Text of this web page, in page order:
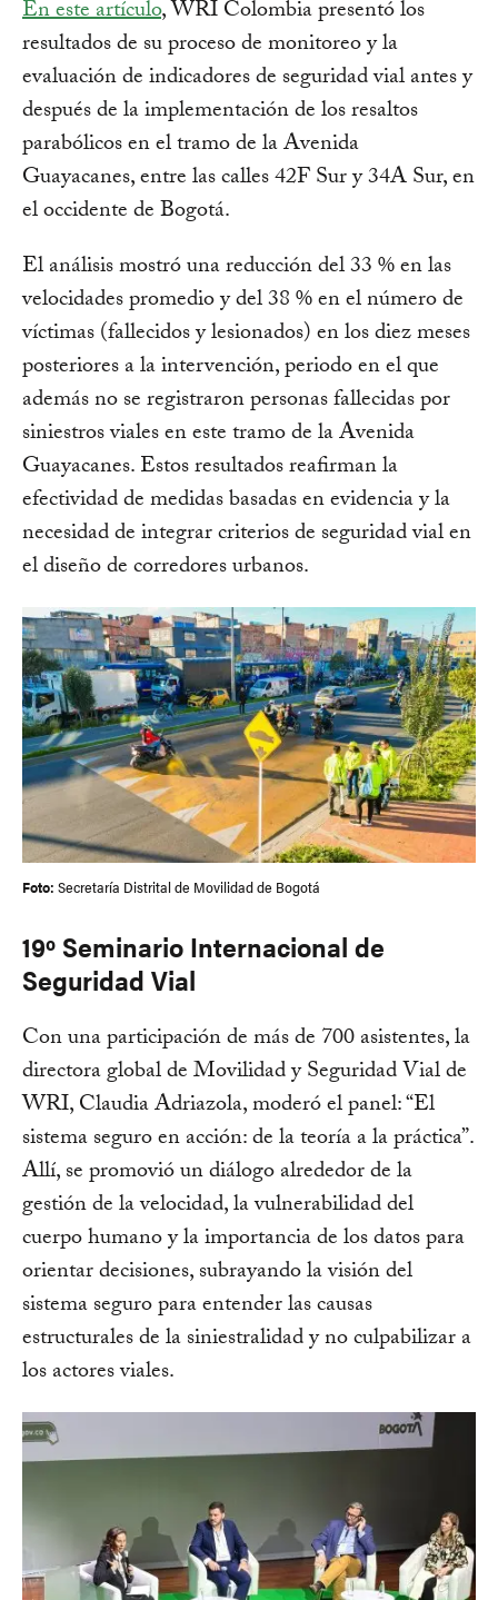
En este artículo, WRI Colombia presentó los
resultados de su proceso de monitoreo y la
evaluación de indicadores de seguridad vial antes y
después de la implementación de los resaltos
parabólicos en el tramo de la Avenida
Guayacanes, entre las calles 42F Sur y 34A Sur, en
el occidente de Bogotá.
El análisis mostró una reducción del 33 % en las
velocidades promedio y del 38 % en el número de
víctimas (fallecidos y lesionados) en los diez meses
posteriores a la intervención, periodo en el que
además no se registraron personas fallecidas por
siniestros viales en este tramo de la Avenida
Guayacanes. Estos resultados reafirman la
efectividad de medidas basadas en evidencia y la
necesidad de integrar criterios de seguridad vial en
el diseño de corredores urbanos.
Foto: Secretaría Distrital de Movilidad de Bogotá
19º Seminario Internacional de
Seguridad Vial
Con una participación de más de 700 asistentes, la
directora global de Movilidad y Seguridad Vial de
WRI, Claudia Adriazola, moderó el panel: “El
sistema seguro en acción: de la teoría a la práctica”.
Allí, se promovió un diálogo alrededor de la
gestión de la velocidad, la vulnerabilidad del
cuerpo humano y la importancia de los datos para
orientar decisiones, subrayando la visión del
sistema seguro para entender las causas
estructurales de la siniestralidad y no culpabilizar a
los actores viales.